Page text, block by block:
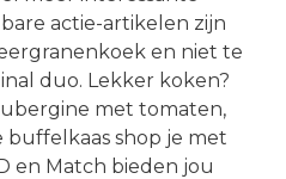
actie-artikelen zijn
en niet te
duo. Lekker koken?
met tomaten,
buffelkaas shop je met
en Match bieden jou